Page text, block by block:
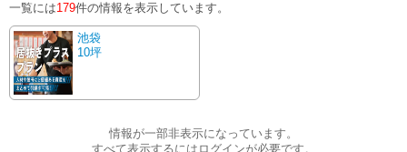
一覧には179件の情報を表示しています。
池袋
10坪
情報が一部非表示になっています。
すべて表示するにはログインが必要です。